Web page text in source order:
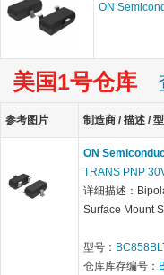
ON
美国1号仓库
参考图片 制造商 / 描述 /
ON
TRANS PNP
详细描述：
Surface Mount
型号：
仓库库存编号：